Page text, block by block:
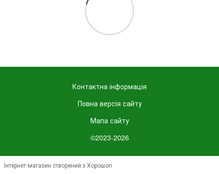
Контактна інформація
Повна версія сайту
Мапа сайту
©2023-2026
Інтернет-магазин створений з Хорошоп